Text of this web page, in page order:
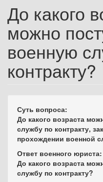
До какого
можно
военную
контракту?
Суть вопроса:
До какого возраста
службу по контракту,
прохождении военной
Ответ военного юриста:
До какого возраста
службу по контракту?